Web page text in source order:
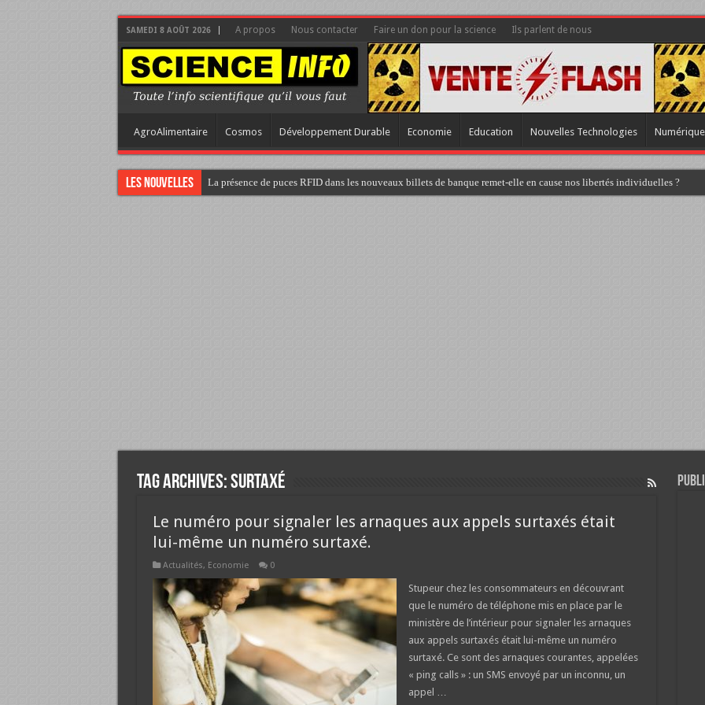
SAMEDI 8 AOÛT 2026 A propos Nous contacter Faire un don pour la science Ils parlent de nous
AgroAlimentaire Cosmos Développement Durable Economie Education Nouvelles Technologies Numérique
Les nouvelles La présence de puces RFID dans les nouveaux billets de banque remet-elle en cause nos libertés individuelles ?
Tag Archives:surtaxé
Le numéro pour signaler les arnaques aux appels surtaxés était
lui-même un numéro surtaxé.
Actualités, Economie 0
Stupeur chez les consommateurs en découvrant
que le numéro de téléphone mis en place par le
ministère de l’intérieur pour signaler les arnaques
aux appels surtaxés était lui-même un numéro
surtaxé. Ce sont des arnaques courantes, appelées
« ping calls » : un SMS envoyé par un inconnu, un
appel …